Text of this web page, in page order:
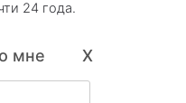
24 года.
мне X